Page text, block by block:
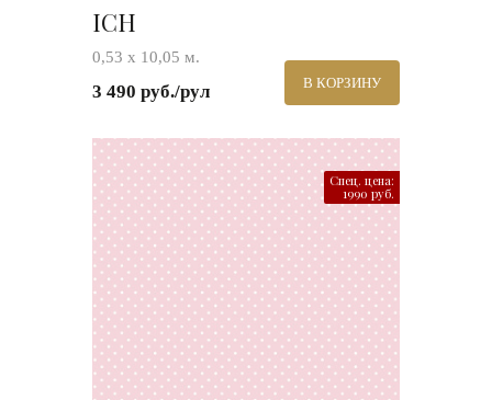
ICH
0,53 х 10,05 м.
3 490 руб./рул В КОРЗИНУ
Спец. цена:
1990 руб.